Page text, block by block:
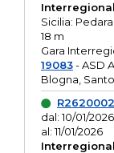
Sicilia: Pedara
18 m
Gara
19083- ASD
Blogna,
R2620002
dal: 10/01/2026
al: 11/01/2026